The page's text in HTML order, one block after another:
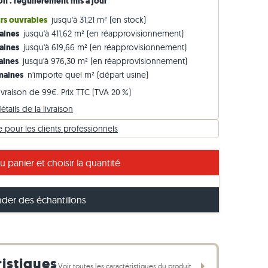
Bordures en gneiss
Bordures en basalte
allant du beige clair au brun noisette prononcé
ouvrables jusqu'à 31,21 m² (en stock)
jusqu'à 411,62 m² (en réapprovisionnement)
jusqu'à 619,66 m² (en réapprovisionnement)
jusqu'à 976,30 m² (en réapprovisionnement)
n'importe quel m² (départ usine)
de 99€. Prix TTC (TVA 20 %)
de la livraison
pour les clients professionnels
panier et choisir la quantité
des échantillons
Voir toutes les caractéristiques du produit